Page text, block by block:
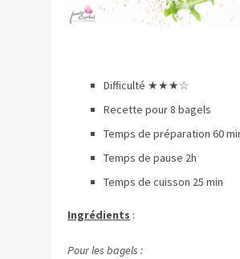
Difficulté ★★★☆
Recette pour 8 bagels
Temps de préparation 60
Temps de pause 2h
Temps de cuisson 25 min
Ingrédients :
Pour les bagels :